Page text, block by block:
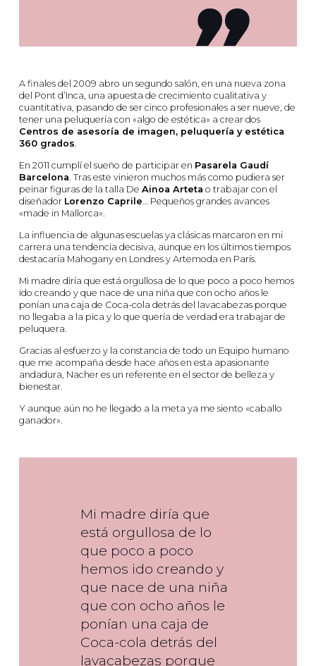
A finales del 2009 abro un segundo salón, en una nueva zona
del Pont d’Inca, una apuesta de crecimiento cualitativa y
cuantitativa, pasando de ser cinco profesionales a ser nueve, de
tener una peluquería con «algo de estética» a crear dos
Centros de asesoría de imagen, peluquería y estética
360 grados
En 2011 cumplí el sueño de participar en Pasarela Gaudí
Barcelona. Tras este vinieron muchos más como pudiera ser
peinar figuras de la talla De Ainoa Arteta o trabajar con el
diseñador Lorenzo Caprile… Pequeños grandes avances
«made in Mallorca».
La influencia de algunas escuelas ya clásicas marcaron en mi
carrera una tendencia decisiva, aunque en los últimos tiempos
destacaría Mahogany en Londres y Artemoda en París.
Mi madre diría que está orgullosa de lo que poco a poco hemos
ido creando y que nace de una niña que con ocho años le
ponían una caja de Coca-cola detrás del lavacabezas porque
no llegaba a la pica y lo que quería de verdad era trabajar de
peluquera.
Gracias al esfuerzo y la constancia de todo un Equipo humano
que me acompaña desde hace años en esta apasionante
andadura, Nacher es un referente en el sector de belleza y
bienestar.
Y aunque aún no he llegado a la meta ya me siento «caballo
ganador».
Mi madre diría que
está orgullosa de lo
que poco a poco
hemos ido creando y
que nace de una niña
que con ocho años le
ponían una caja de
Coca-cola detrás del
lavacabezas porque